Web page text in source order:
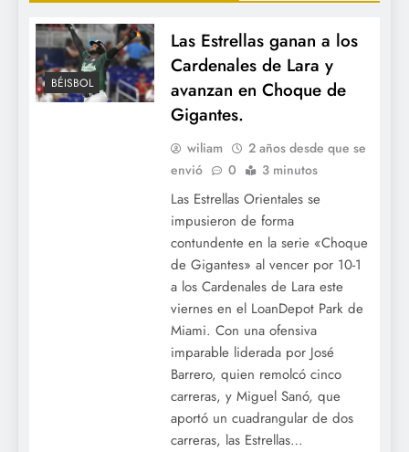
BÉISBOL
Las Estrellas ganan a los
Cardenales de Lara y
avanzan en Choque de
Gigantes.
wiliam
2 años desde que se
envió
0 3 minutos
Las Estrellas Orientales se
impusieron de forma
contundente en la serie «Choque
de Gigantes» al vencer por 10-1
a los Cardenales de Lara este
viernes en el LoanDepot Park de
Miami. Con una ofensiva
imparable liderada por José
Barrero, quien remolcó cinco
carreras, y Miguel Sanó, que
aportó un cuadrangular de dos
carreras, las Estrellas…